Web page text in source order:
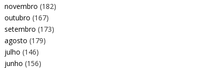
novembro (182)
outubro (167)
setembro (173)
agosto (179)
julho (146)
junho (156)